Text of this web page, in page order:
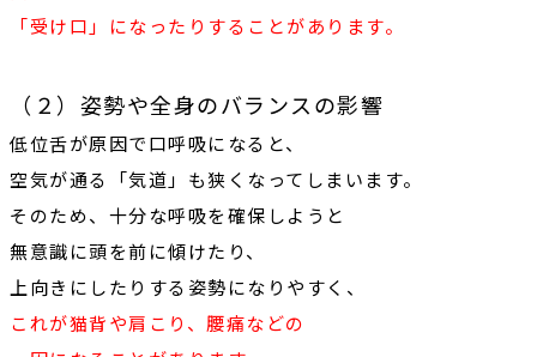
「受け口」
になったりすることがあります。
（２）姿勢や全身のバランスの影響
低位舌が原因で口呼吸になると、
空気が通る「気道」も狭くなってしまいます。
そのため、十分な呼吸を確保しようと
無意識に頭を前に傾けたり、
上向きにしたりする姿勢になりやすく、
これが猫背や肩こり、腰痛などの